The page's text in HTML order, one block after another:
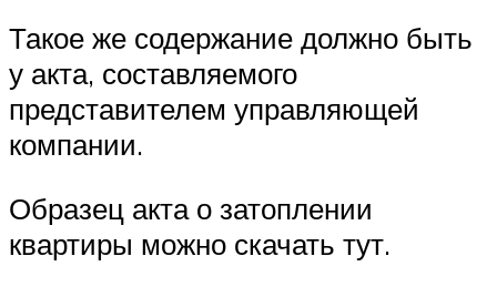
Такое же содержание должно быть
у акта, составляемого
представителем управляющей
компании.
Образец акта о затоплении
квартиры можно скачать тут.